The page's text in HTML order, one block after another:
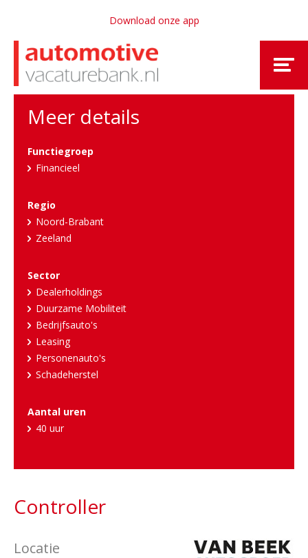
Download onze app
Meer details
Functiegroep
Financieel
Regio
Noord-Brabant
Zeeland
Sector
Dealerholdings
Duurzame Mobiliteit
Bedrijfsauto's
Leasing
Personenauto's
Schadeherstel
Aantal uren
40 uur
Controller
Locatie